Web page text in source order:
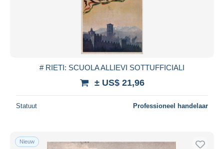
# RIETI: SCUOLA ALLIEVI SOTTUFFICIALI
± US$ 21,96
Statuut Professioneel handelaar
Nieuw